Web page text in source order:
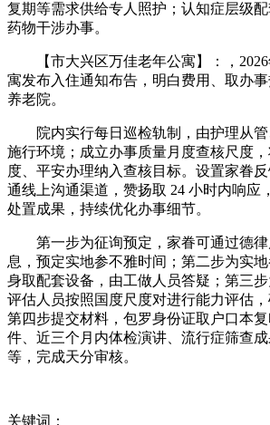
复期等需求供给专人照护；认知症层级
药物干涉办事。
【市大兴区万佳老年公寓】：，2026
寓发布入住通知布告，明白费用、取办
养老院。
院内实行每日巡检轨制，由护理从管
施行环境；成立办事质量月度查核尺度
度、平安办理纳入查核目标。设置家眷
通线上沟通渠道，赞扬取 24 小时内响应
处置成果，持续优化办事细节。
第一步为征询预定，家眷可通过德律
息，预定实地参不雅时间；第二步为实
身取配套设备，由工做人员答疑；第三
评估人员按照国度尺度对进行能力评估，
第四步提交材料，包罗身份证取户口本
件、近三个月内体检演讲、流行症筛查
等，完成天分审核。
关键词：